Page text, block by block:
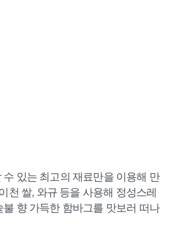
있는 최고의 재료만을 이용해 만
천 쌀, 와규 등을 사용해 정성스레
향 가득한 함바그를 맛보러 떠나